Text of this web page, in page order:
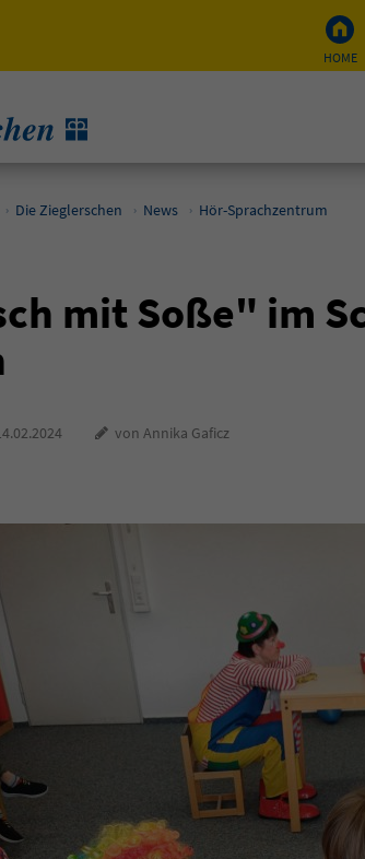
HOME
Die Zieglerschen News Hör-Sprachzentrum
mit Soße" im
von Annika Gaficz